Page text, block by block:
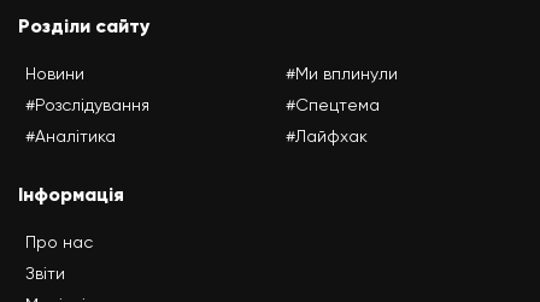
Розділи сайту
Новини
#Розслідування
#Аналітика
#Ми вплинули
#Спецтема
#Лайфхак
Інформація
Про нас
Звіти